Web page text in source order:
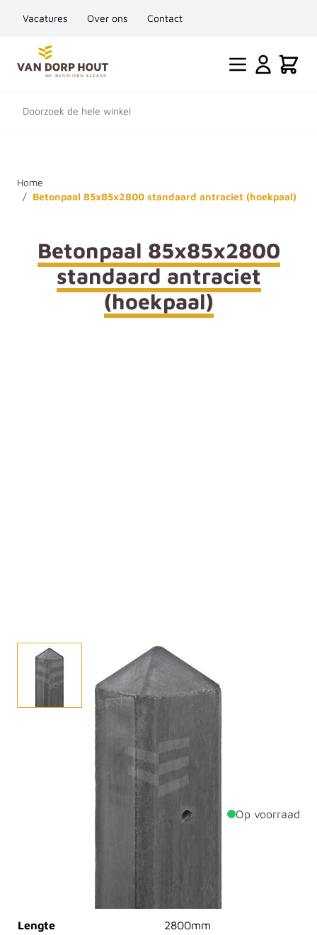
Vacatures Over ons Contact
Ga naar de inhoud
Cart
Doorzoek de hele winkel
Home
/ Betonpaal 85x85x2800 standaard antraciet (hoekpaal)
Betonpaal 85x85x2800
standaard antraciet
(hoekpaal)
Deze betonpalen zijn in diverse lengtes verkrijgbaar.
De palen zijn glad aan alle 4 de zijden. De betonpalen
hebben een vaste sponning maat die geschikt is voor
zowel een gladde als een smalle motief onderplaat.
Op voorraad
Productdetails
Lengte
2800mm